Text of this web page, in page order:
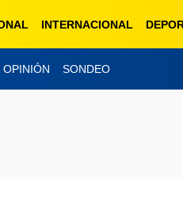
INTERNACIONAL
OPINIÓN SONDEO